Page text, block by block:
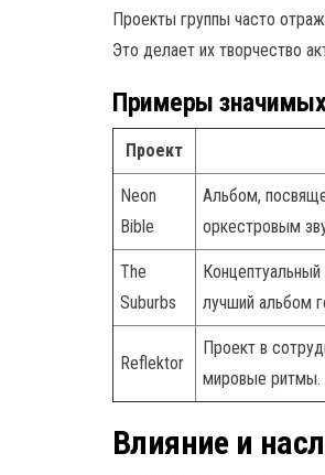
Проекты группы часто
Это делает их творчество
Примеры
Проект
Neon
Bible
Альбом,
оркестровым
The
Suburbs
лучший альбом
Reflektor
Проект в
мировые ритмы.
Влияние и